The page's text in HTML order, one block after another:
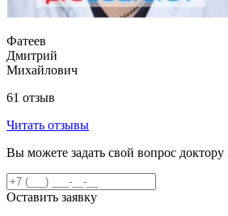
Фатеев
Дмитрий
Михайлович
61 отзыв
Читать отзывы
Вы можете задать свой вопрос
Оставить заявку